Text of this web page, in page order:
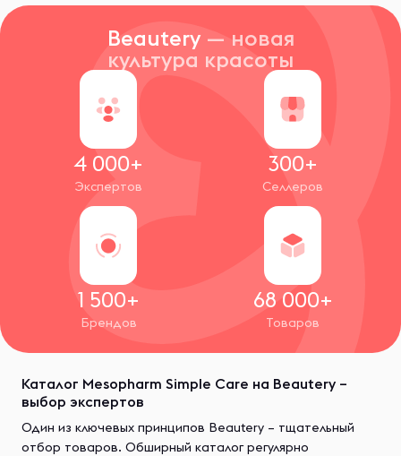
Beautery — новая
культура красоты
4 000+
Экспертов
300+
Селлеров
1 500+
Брендов
68 000+
Товаров
Каталог Mesopharm Simple Care на Beautery –
выбор экспертов
Один из ключевых принципов Beautery – тщательный
отбор товаров. Обширный каталог регулярно